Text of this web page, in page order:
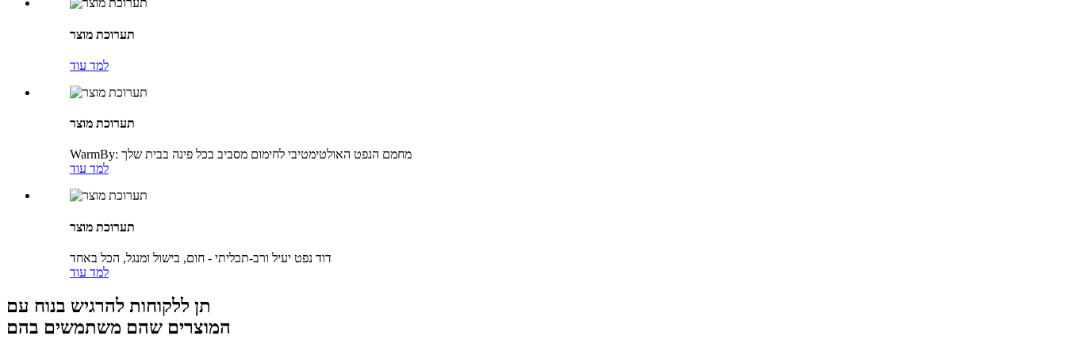
תערוכת מוצר
למד עוד
תערוכת מוצר
WarmBy: מחמם הנפט האולטימטיבי לחימום מסביב בכל פינה בבית שלך
למד עוד
תערוכת מוצר
דוד נפט יעיל ורב-תכליתי - חום, בישול ומנגל, הכל באחד
למד עוד
תן ללקוחות להרגיש בנוח עם
המוצרים שהם משתמשים בהם